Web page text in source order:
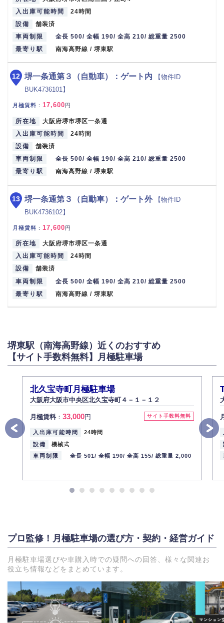
入出庫可能時間
24時間
設備
舗装済
車両制限
全長 500/ 全幅 190/ 全高 210/ 総重量 2500
最寄り駅
南海高野線 / 堺東駅
堺一条通第３（自動車）：ゲート内
【物件ID
BUK4736101】
月極賃料 ： 17,600 円
所在地
大阪府堺市堺区一条通
入出庫可能時間
24時間
設備
舗装済
車両制限
全長 500/ 全幅 190/ 全高 210/ 総重量 2500
最寄り駅
南海高野線 / 堺東駅
12
堺一条通第３（自動車）：ゲート外
【物件ID
BUK4736102】
月極賃料 ： 17,600円
所在地
大阪府堺市堺区一条通
入出庫可能時間
24時間
設備
舗装済
車両制限
全長 500/ 全幅 190/ 全高 210/ 総重量 2500
最寄り駅
南海高野線 / 堺東駅
13
堺東駅（南海高野線）近くのおすすめ
【サイト手数料無料】月極駐車場
北久宝寺町月極駐車場
大阪府大阪市中央区北久宝寺町４－１－１２
サイト手数料無料
月極賃料： 33,000円
入出庫可能時間
24時間
設備
機械式
車両制限
全長 501/ 全幅 190/ 全高 155/ 総重量 2,000
プロ監修！月極駐車場の選び方・契約・経営ガイド
月極駐車場選びや車購入時での疑問への回答、様々な関連お
役立ち情報などをまとめています。